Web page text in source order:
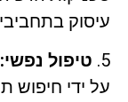
עיסוק
5. טיפול נפשי:
על ידי חיפוש